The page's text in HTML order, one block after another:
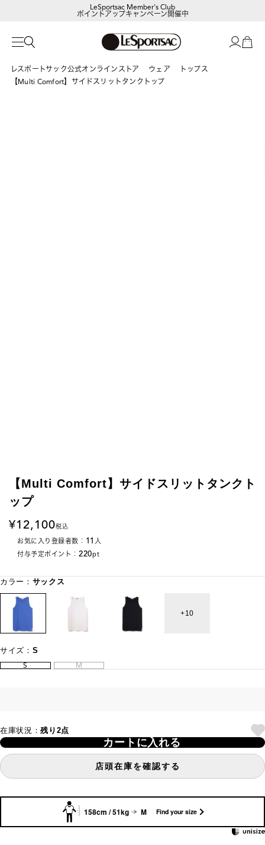
LeSportsac Member's Club
ポイントアップキャンペーン開催中
レスポートサック公式オンラインストア ウェア
トップス
【Multi Comfort】サイドスリットタンクトップ
【Multi Comfort】サイドスリットタンクト
ップ
12,100税込
お気に入り登録者数： 11 人
付与予定ポイント： 220pt
カラー： サックス
10
サイズ： S
S
M
在庫状況：残り2点
カートに入れる
店頭在庫を確認する
158cm / 51kg M Find your size